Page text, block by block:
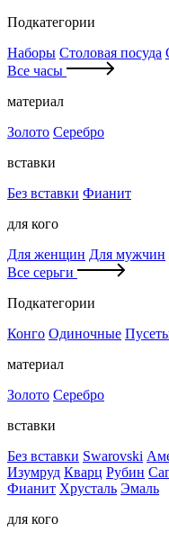
Подкатегории
Наборы Столовая посуда
Все часы
материал
Золото Серебро
вставки
Без вставки Фианит
для кого
Для женщин Для мужчин
Все серьги
Подкатегории
Конго Одиночные
материал
Золото Серебро
вставки
Без вставки Swarovski
Изумруд Кварц Рубин
Фианит Хрусталь Эмаль
для кого